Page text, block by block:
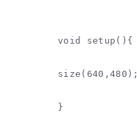
void setup(){
size(640,480);
}